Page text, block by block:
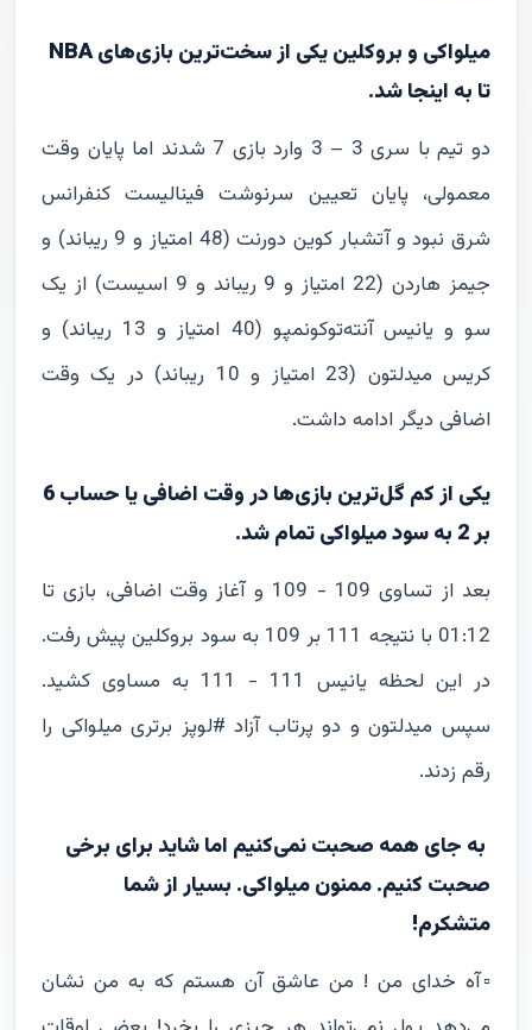
میلواکی و بروکلین یکی از سخت‌ترین بازی‌های NBA
تا به اینجا شد.
دو تیم با سری 3 – 3 وارد بازی 7 شدند اما پایان وقت
معمولی، پایان تعیین سرنوشت فینالیست کنفرانس
شرق نبود و آتشبار کوین دورنت (48 امتیاز و 9 ریباند) و
جیمز هاردن (22 امتیاز و 9 ریباند و 9 اسیست) از یک
سو و یانیس آنته‌توکونمپو (40 امتیاز و 13 ریباند) و
کریس میدلتون (23 امتیاز و 10 ریباند) در یک وقت
اضافی دیگر ادامه داشت.
یکی از کم‌ گل‌ترین بازی‌ها در وقت اضافی یا حساب 6
بر 2 به سود میلواکی تمام شد.
بعد از تساوی 109 - 109 و آغاز وقت اضافی، بازی تا
01:12 با نتیجه 111 بر 109 به سود بروکلین پیش رفت.
در این لحظه یانیس 111 - 111 به مساوی کشید.
سپس میدلتون و دو پرتاب آزاد #لوپز برتری میلواکی را
رقم زدند.
به جای همه صحبت نمی‌کنیم اما شاید برای برخی
صحبت کنیم. ممنون میلواکی. بسیار از شما
متشکرم!
▫️آه خدای من ! من عاشق آن هستم که به من نشان